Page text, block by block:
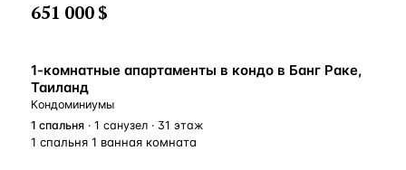
651 000 $
1-комнатные апартаменты в кондо в Банг Раке,
Таиланд
Кондоминиумы
1 спальня · 1 санузел · 31 этаж
1 спальня 1 ванная комната